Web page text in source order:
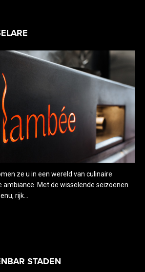
ze u in een wereld van culinaire
Met de wisselende seizoenen
rijk...
STADEN